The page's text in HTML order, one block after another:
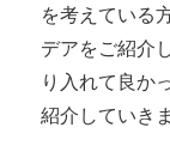
を考えている
デアをご紹介
り入れて良か
紹介していきま